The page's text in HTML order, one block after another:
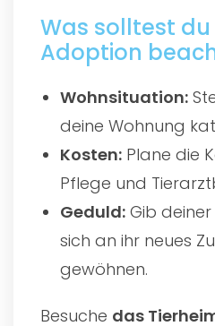
Was solltest
Adoption
Wohnsituation:
deine Wohnung
Kosten: Plane die
Pflege und
Geduld: Gib
sich an ihr neues
gewöhnen.
Besuche das